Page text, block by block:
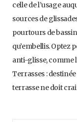
celle de l’usage
sources de
pourtours de
qu’embellis. Optez
anti-glisse, comme
Terrasses :
terrasse ne doit